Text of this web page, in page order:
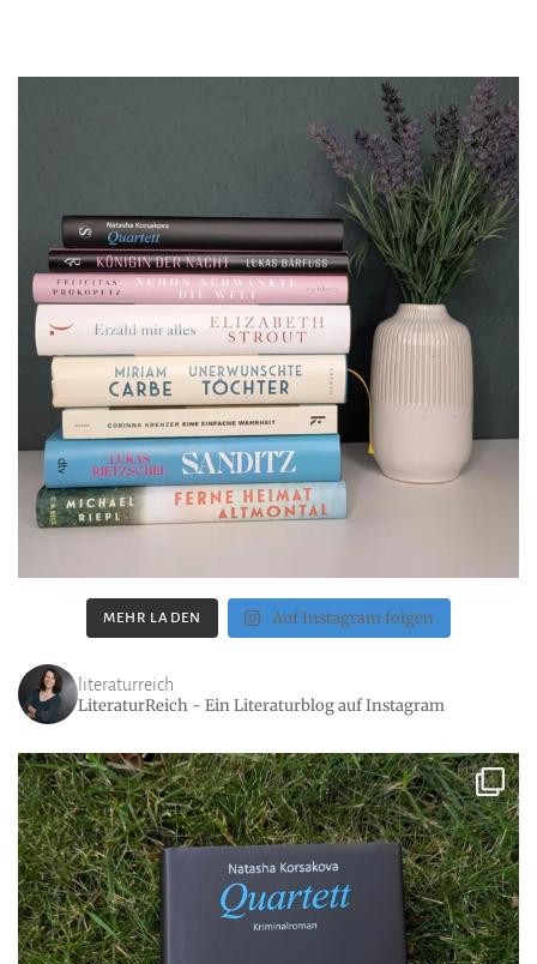
MEHR LADEN Auf Instagram folgen
literaturreich
LiteraturReich - Ein Literaturblog auf Instagram